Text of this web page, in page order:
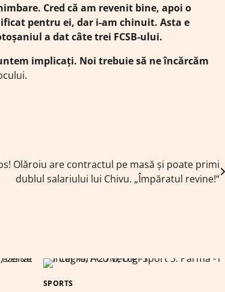
Cred că am revenit bine, apoi o
pentru ei, dar i-am chinuit. Asta e
a dat câte trei FCSB-ului.
implicați. Noi trebuie să ne încărcăm
Olăroiu are contractul pe masă și poate primi
dublul salariului lui Chivu. „Împăratul revine!“
SPORTS